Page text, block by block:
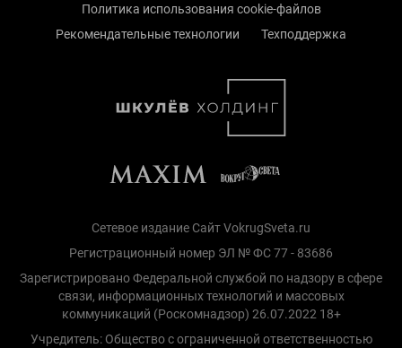
Политика использования cookie-файлов
Рекомендательные технологии
Техподдержка
Сетевое издание Сайт VokrugSveta.ru
Регистрационный номер ЭЛ № ФС 77 - 83686
Зарегистрировано Федеральной службой по надзору в сфере
связи, информационных технологий и массовых
коммуникаций (Роскомнадзор) 26.07.2022 18+
Учредитель: Общество с ограниченной ответственностью